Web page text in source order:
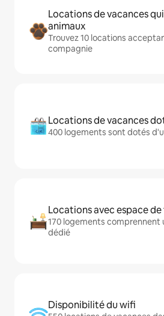
Locations de vacances
animaux
Trouvez 10 locations
compagnie
Locations de vacances
400 logements sont dotés
Locations avec espace
170 logements comprennent
dédié
Disponibilité du wifi